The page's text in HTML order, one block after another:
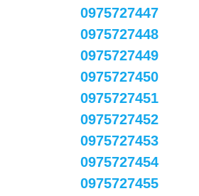
0975727447
0975727448
0975727449
0975727450
0975727451
0975727452
0975727453
0975727454
0975727455